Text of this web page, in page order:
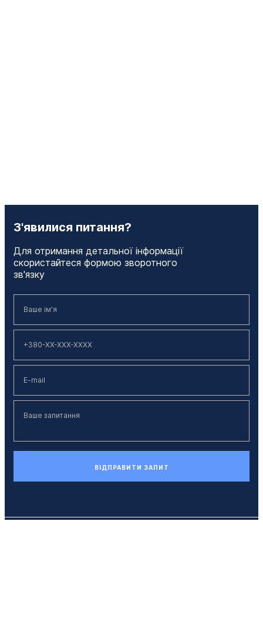
З'явилися питання?
Для отримання детальної інформації
скористайтеся формою зворотного
зв'язку
ВІДПРАВИТИ ЗАПИТ